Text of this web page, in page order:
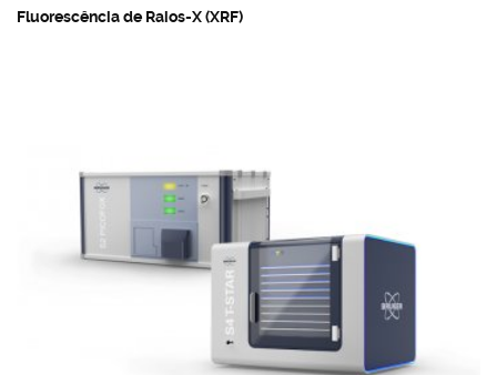
Fluorescência de Raios-X (XRF)